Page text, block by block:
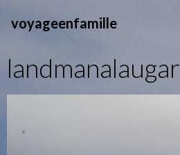
voyageenfamille
landmanalaugar